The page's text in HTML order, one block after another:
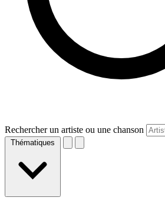
Rechercher un artiste ou une chanson
Thématiques